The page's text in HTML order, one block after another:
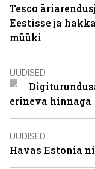
Tesco
Eestisse ja
müüki
UUDISED
erineva hinnaga
UUDISED
Havas Estonia